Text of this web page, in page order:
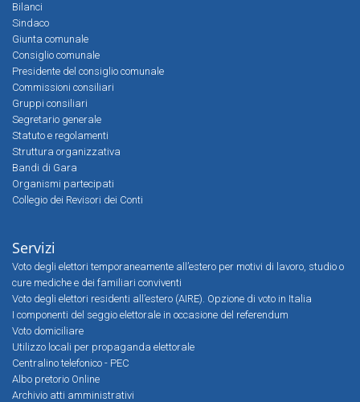
Bilanci
Sindaco
Giunta comunale
Consiglio comunale
Presidente del consiglio comunale
Commissioni consiliari
Gruppi consiliari
Segretario generale
Statuto e regolamenti
Struttura organizzativa
Bandi di Gara
Organismi partecipati
Collegio dei Revisori dei Conti
Servizi
Voto degli elettori temporaneamente all’estero per motivi di lavoro, studio o
cure mediche e dei familiari conviventi
Voto degli elettori residenti all’estero (AIRE). Opzione di voto in Italia
I componenti del seggio elettorale in occasione del referendum
Voto domiciliare
Utilizzo locali per propaganda elettorale
Centralino telefonico - PEC
Albo pretorio Online
Archivio atti amministrativi